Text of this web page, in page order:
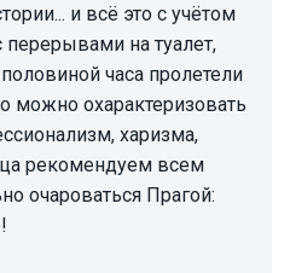
и всё это с учётом
перерывами на туалет,
часа пролетели
можно охарактеризовать
харизма,
рекомендуем всем
очароваться Прагой: